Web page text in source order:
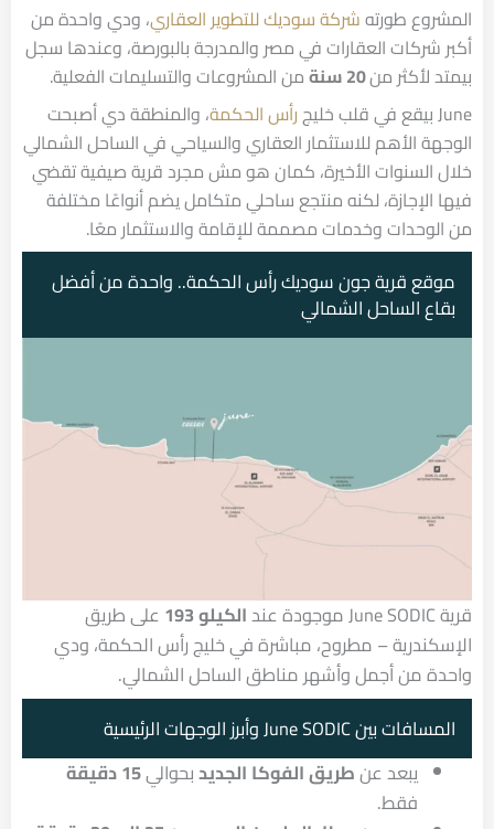
المشروع طورتهشركة سوديك للتطوير العقاري، ودي واحدة من
أكبر شركات العقارات في مصر والمدرجة بالبورصة، وعندها سجل
بيمتد لأكثر من
من المشروعات والتسليمات الفعلية.
June بيقع في قلب خليج
رأس الحكمة، والمنطقة دي أصبحت
الوجهة الأهم للاستثمار العقاري والسياحي في الساحل الشمالي
خلال السنوات الأخيرة، كمان هو مش مجرد قرية صيفية تقضي
فيها الإجازة، لكنه منتجع ساحلي متكامل يضم أنواعًا مختلفة
من الوحدات وخدمات مصممة للإقامة والاستثمار معًا.
موقع قرية جون سوديك رأس الحكمة.. واحدة من أفضل
بقاع الساحل الشمالي
قرية June SODIC موجودة عند الكيلو 193
على طريق
الإسكندرية – مطروح، مباشرة في خليج رأس الحكمة، ودي
واحدة من أجمل وأشهر مناطق الساحل الشمالي.
المسافات بين June SODIC وأبرز الوجهات الرئيسية
يبعد عنطريق الفوكا الجديدبحوالي15 دقيقة
فقط.